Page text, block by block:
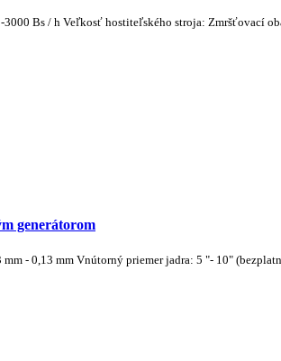
Bs / h Veľkosť hostiteľského stroja: Zmršťovací
generátorom
- 0,13 mm Vnútorný priemer jadra: 5 "- 10"